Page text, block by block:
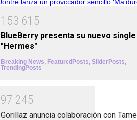
1 53 61 5
BlueBerry presenta su nuevo single
"Hermes"
Breaking News, FeaturedPosts, SliderPosts,
TrendingPosts
97 245
Gorillaz anuncia colaboración con Tame